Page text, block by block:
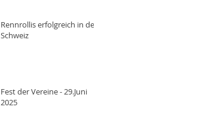
Rennrollis erfolgreich in der
Schweiz
Fest der Vereine - 29.Juni
2025